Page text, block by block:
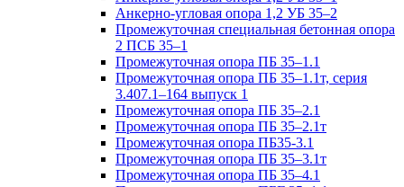
Анкерно-угловая опора 1,2 УБ 35–2
Промежуточная специальная бетонная опора
2 ПСБ 35–1
Промежуточная опора ПБ 35–1.1
Промежуточная опора ПБ 35–1.1т, серия
3.407.1–164 выпуск 1
Промежуточная опора ПБ 35–2.1
Промежуточная опора ПБ 35–2.1т
Промежуточная опора ПБ35-3.1
Промежуточная опора ПБ 35–3.1т
Промежуточная опора ПБ 35–4.1